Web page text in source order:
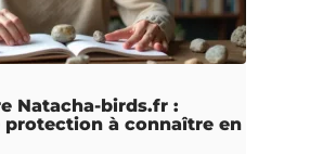
Natacha-birds.fr :
protection à connaître en